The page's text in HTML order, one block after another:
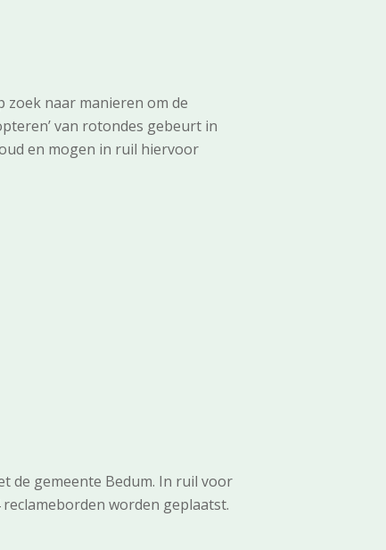
zoek naar manieren om de
van rotondes gebeurt in
en mogen in ruil hiervoor
de gemeente Bedum. In ruil voor
worden geplaatst.